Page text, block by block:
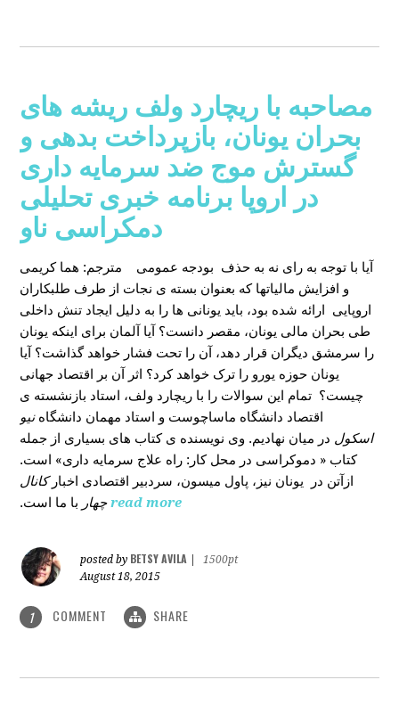
مصاحبه با ریچارد ولف ریشه های
بحران یونان، بازپرداخت بدهی و
گسترش موج ضد سرمایه داری
در اروپا برنامه خبری تحلیلی
دمکراسی ناو
مترجم: هما کریمی
آیا با توجه به رای نه به حذف بودجه عمومی
و افزایش مالیاتها که بعنوان بسته ی نجات از طرف طلبکاران
اروپایی ارائه شده بود، باید یونانی ها را به دلیل ایجاد تنش داخلی
طی بحران مالی یونان، مقصر دانست؟ آیا آلمان برای اینکه یونان
را سرمشق دیگران قرار دهد، آن را تحت فشار خواهد گذاشت؟ آیا
یونان حوزه یورو را ترک خواهد کرد؟ اثر آن بر اقتصاد جهانی
چیست؟ تمام این سوالات را با ریچارد ولف، استاد بازنشسته ی
اقتصاد دانشگاه ماساچوست و استاد مهمان دانشگاهنیو
اسکول در میان نهادیم. وی نویسنده ی کتاب های بسیاری از جمله
کتاب « دموکراسی در محل کار: راه علاج سرمایه داری» است.
ازآتن در یونان نیز، پاول میسون، سردبیر اقتصادی اخبارکانال
چهار با ما است. read more
posted by BETSY AVILA
1500pt
August 18, 2015
1 COMMENT SHARE